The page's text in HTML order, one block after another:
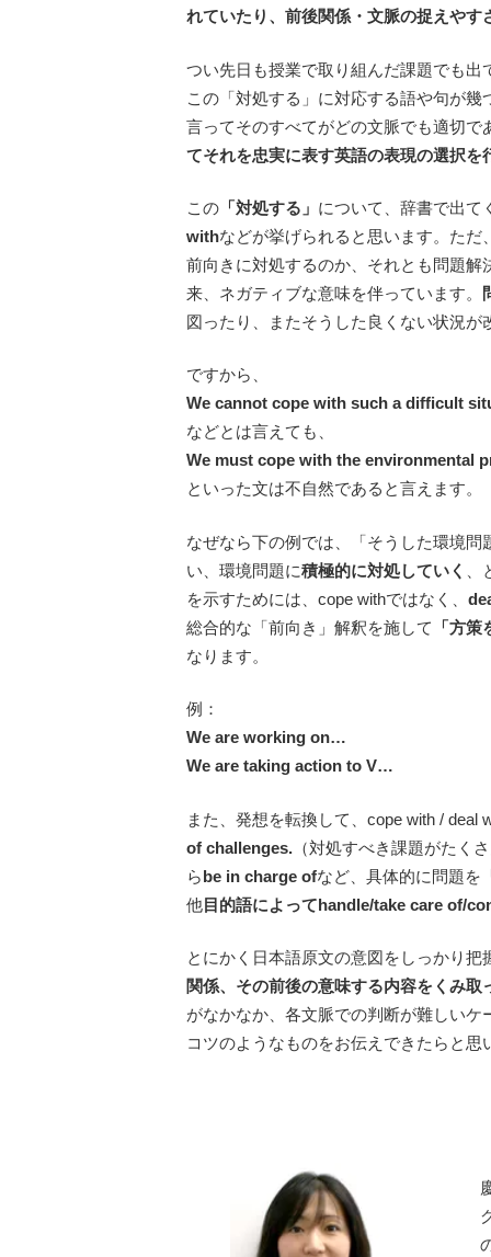
れていたり、前後関係・文脈の捉えや
つい先日も授業で取り組んだ課題でも
この「対処する」に対応する語や句が
言ってそのすべてがどの文脈でも適切で
てそれを忠実に表す英語の表現の選択を
この「対処する」 について、辞書で出て
withなどが挙げられると思います。た
前向きに対処するのか、それとも問題
来、ネガティブな意味を伴っています。
図ったり、またそうした良くない状況
ですから、
We cannot cope with such a difficult
などとは言えても、
We must cope with the environmental
といった文は不自然であると言えます。
なぜなら下の例では、「そうした環境問
い、環境問題に積極的に対処していく
を示すためには、cope withではなく、
総合的な「前向き」解釈を施して
「方
なります。
例：
We are working on…
We are taking action to V…
また、発想を転換して、cope with /
of challenges.（対処すべき課題がたく
らbe in charge ofなど、具体的に問題を
他目的語によってhandle/take care of/
とにかく日本語原文の意図をしっかり
関係、その前後の意味する内容をくみ
がなかなか、各文脈での判断が難しい
コツのようなものをお伝えできたらと思